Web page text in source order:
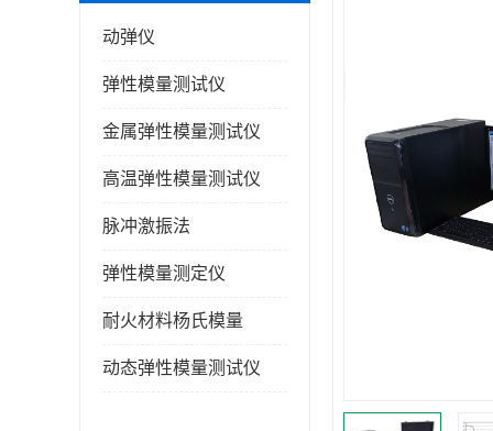
动弹仪
弹性模量测试仪
金属弹性模量测试仪
高温弹性模量测试仪
脉冲激振法
弹性模量测定仪
耐火材料杨氏模量
动态弹性模量测试仪